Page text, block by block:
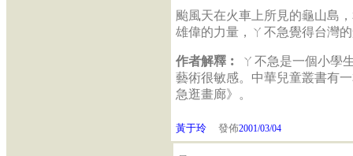
颱風天在火車上所見的龜山島
雄偉的力量，ㄚ不急覺得台灣
作者解釋︰
ㄚ不急是一個小學
藝術很敏感。中華兒童叢書有
急逛畫廊》。
黃于玲 發佈2001/03/04